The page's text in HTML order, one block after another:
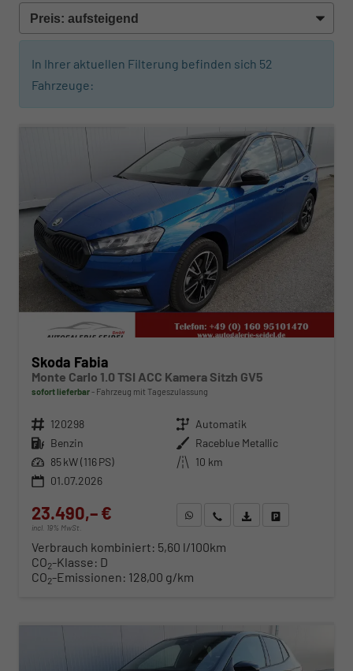
In Ihrer aktuellen Filterung befinden sich 52
Fahrzeuge:
ab 239,– € mtl.
Skoda Fabia
Monte Carlo 1.0 TSI ACC Kamera Sitzh GV5
sofort lieferbar Fahrzeug mit Tageszulassung
Fahrzeugnr. 120298 Getriebe Automatik
Kraftstoff Benzin Außenfarbe Raceblue Metallic
Leistung 85 kW (116 PS) Kilometerstand 10 km
01.07.2026
23.490,– €
incl. 19% MwSt.
WhatsApp anfragen
Wir rufen Sie anFahrzeugexposé (PDF)
Verbrauch kombiniert: 5,60 l/100km
CO2-Klasse: D
CO2-Emissionen: 128,00 g/km